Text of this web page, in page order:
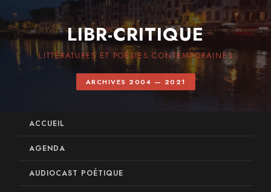
LIBR-CRITIQUE
LITTÉRATURES ET POÉSIES CONTEMPORAINES
ARCHIVES 2004 — 2021
ACCUEIL
AGENDA
AUDIOCAST POÉTIQUE